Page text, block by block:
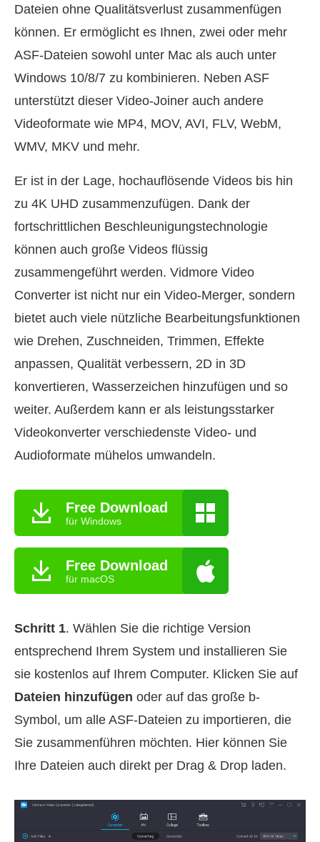
Dateien ohne Qualitätsverlust zusammenfügen
können. Er ermöglicht es Ihnen, zwei oder mehr
ASF-Dateien sowohl unter Mac als auch unter
Windows 10/8/7 zu kombinieren. Neben ASF
unterstützt dieser Video-Joiner auch andere
Videoformate wie MP4, MOV, AVI, FLV, WebM,
WMV, MKV und mehr.
Er ist in der Lage, hochauflösende Videos bis hin
zu 4K UHD zusammenzufügen. Dank der
fortschrittlichen Beschleunigungstechnologie
können auch große Videos flüssig
zusammengeführt werden. Vidmore Video
Converter ist nicht nur ein Video-Merger, sondern
bietet auch viele nützliche Bearbeitungsfunktionen
wie Drehen, Zuschneiden, Trimmen, Effekte
anpassen, Qualität verbessern, 2D in 3D
konvertieren, Wasserzeichen hinzufügen und so
weiter. Außerdem kann er als leistungsstarker
Videokonverter verschiedenste Video- und
Audioformate mühelos umwandeln.
Free Download
für Windows
Free Download
für macOS
Schritt 1. Wählen Sie die richtige Version
entsprechend Ihrem System und installieren Sie
sie kostenlos auf Ihrem Computer. Klicken Sie auf
Dateien hinzufügen oder auf das große b-
Symbol, um alle ASF-Dateien zu importieren, die
Sie zusammenführen möchten. Hier können Sie
Ihre Dateien auch direkt per Drag & Drop laden.